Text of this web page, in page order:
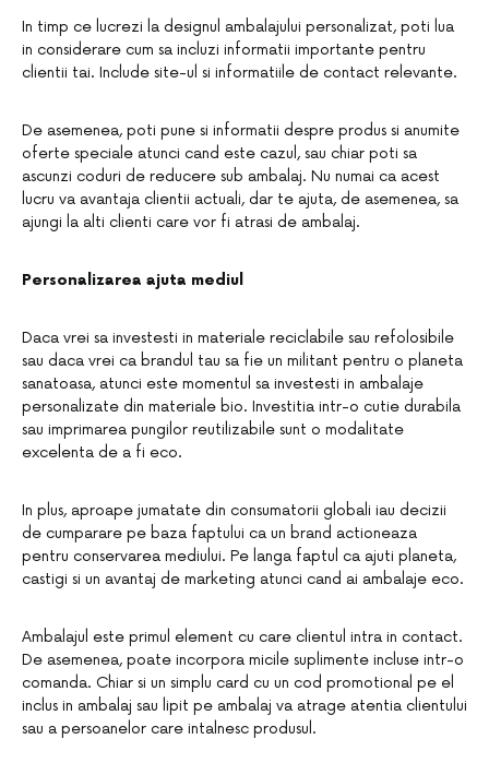
In timp ce lucrezi la designul ambalajului personalizat, poti lua
in considerare cum sa incluzi informatii importante pentru
clientii tai. Include site-ul si informatiile de contact relevante.
De asemenea, poti pune si informatii despre produs si anumite
oferte speciale atunci cand este cazul, sau chiar poti sa
ascunzi coduri de reducere sub ambalaj. Nu numai ca acest
lucru va avantaja clientii actuali, dar te ajuta, de asemenea, sa
ajungi la alti clienti care vor fi atrasi de ambalaj.
Personalizarea ajuta mediul
Daca vrei sa investesti in materiale reciclabile sau refolosibile
sau daca vrei ca brandul tau sa fie un militant pentru o planeta
sanatoasa, atunci este momentul sa investesti in ambalaje
personalizate din materiale bio. Investitia intr-o cutie durabila
sau imprimarea pungilor reutilizabile sunt o modalitate
excelenta de a fi eco.
In plus, aproape jumatate din consumatorii globali iau decizii
de cumparare pe baza faptului ca un brand actioneaza
pentru conservarea mediului. Pe langa faptul ca ajuti planeta,
castigi si un avantaj de marketing atunci cand ai ambalaje eco.
Ambalajul este primul element cu care clientul intra in contact.
De asemenea, poate incorpora micile suplimente incluse intr-o
comanda. Chiar si un simplu card cu un cod promotional pe el
inclus in ambalaj sau lipit pe ambalaj va atrage atentia clientului
sau a persoanelor care intalnesc produsul.